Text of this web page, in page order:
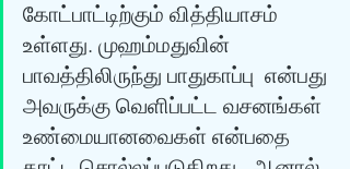
கோட்பாட்டிற்கும் வித்தியாசம்
உள்ளது. முஹம்மதுவின்
பாவத்திலிருந்து பாதுகாப்பு  என்பது
அவருக்கு வெளிப்பட்ட வசனங்கள்
உண்மையானவைகள் என்பதை